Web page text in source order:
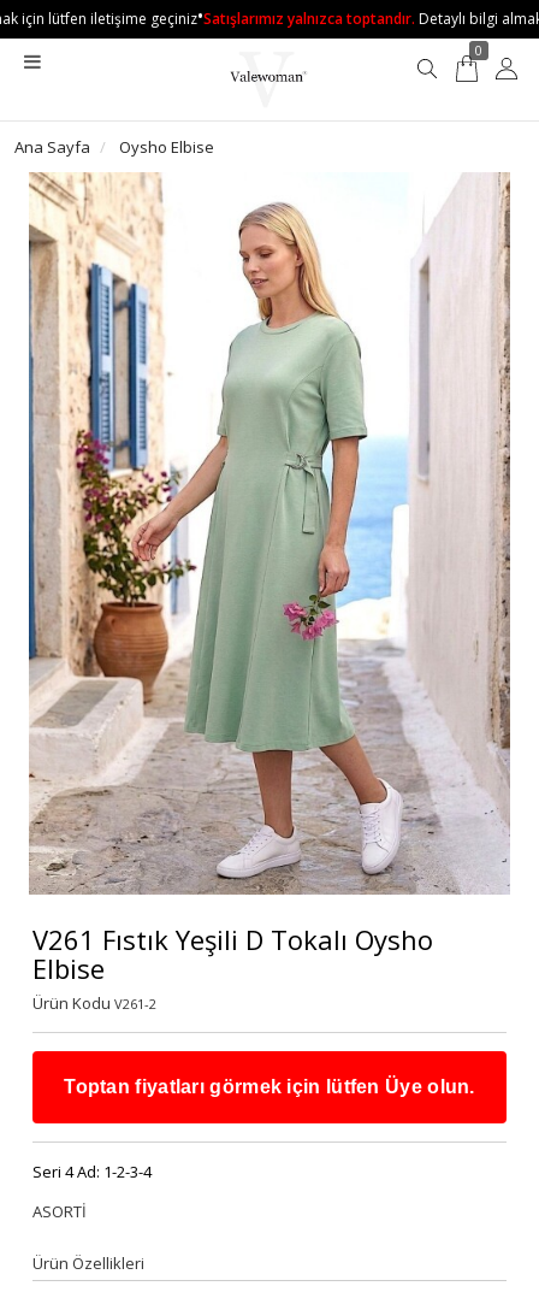
için lütfen iletişime geçiniz•Satışlarımız yalnızca toptandır.Detaylı bilgi almak
0
Ana Sayfa Oysho Elbise
V261 Fıstık Yeşili D Tokalı Oysho
Elbise
Ürün Kodu V261-2
Toptan fiyatları görmek için lütfen Üye olun.
Seri 4 Ad: 1-2-3-4
ASORTİ
Ürün Özellikleri